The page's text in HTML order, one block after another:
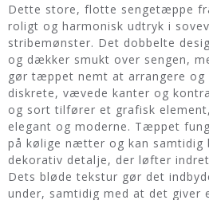
Dette store, flotte sengetæppe
roligt og harmonisk udtryk i
stribemønster. Det dobbelte
og dækker smukt over sengen,
gør tæppet nemt at arrangere og
diskrete, vævede kanter og
og sort tilfører et grafisk
elegant og moderne. Tæppet
på kølige nætter og kan samtidig
dekorativ detalje, der løfter
Dets bløde tekstur gør det
under, samtidig med at det giver